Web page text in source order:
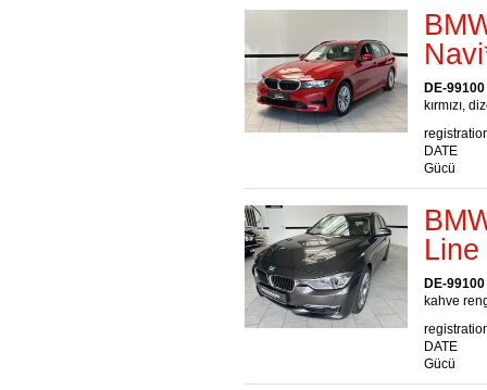
DE-
kırmızı,
DATE
Gücü
DE-
kahve
DATE
Gücü